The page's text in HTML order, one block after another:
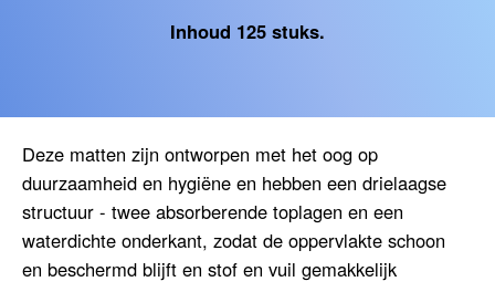
Inhoud 125 stuks.
Deze matten zijn ontworpen met het oog op
duurzaamheid en hygiëne en hebben een drielaagse
structuur - twee absorberende toplagen en een
waterdichte onderkant, zodat de oppervlakte schoon
en beschermd blijft en stof en vuil gemakkelijk